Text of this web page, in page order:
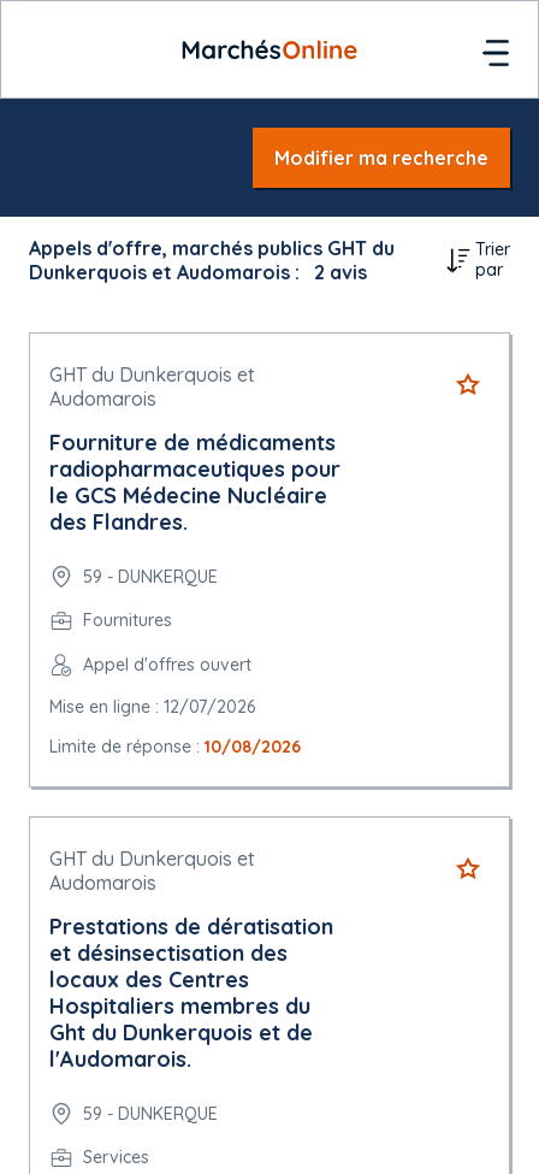
Modifier ma recherche
Appels d'offre, marchés publics GHT du
Dunkerquois et Audomarois :
2 avis
Trier
par
GHT du Dunkerquois et
Audomarois
Fourniture de médicaments
radiopharmaceutiques pour
le GCS Médecine Nucléaire
des Flandres.
59 - DUNKERQUE
Fournitures
Appel d'offres ouvert
Mise en ligne : 12/07/2026
Limite de réponse : 10/08/2026
GHT du Dunkerquois et
Audomarois
Prestations de dératisation
et désinsectisation des
locaux des Centres
Hospitaliers membres du
Ght du Dunkerquois et de
l'Audomarois.
59 - DUNKERQUE
Services